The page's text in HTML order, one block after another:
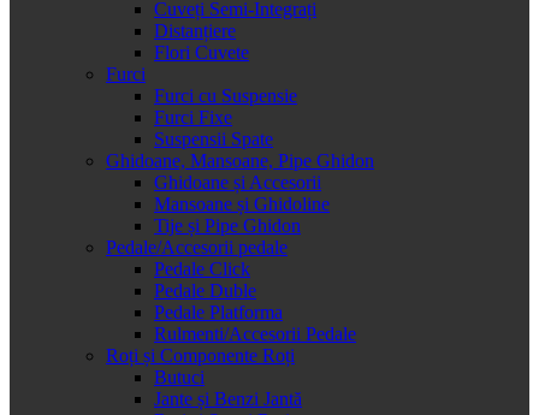
Cuveți Semi-Integrați
Distanțiere
Flori Cuvete
Furci
Furci cu Suspensie
Furci Fixe
Suspensii Spate
Ghidoane, Mansoane, Pipe Ghidon
Ghidoane și Accesorii
Mansoane și Ghidoline
Tije și Pipe Ghidon
Pedale/Accesorii pedale
Pedale Click
Pedale Duble
Pedale Platforma
Rulmenti/Accesorii Pedale
Roți și Componente Roți
Butuci
Jante și Benzi Jantă